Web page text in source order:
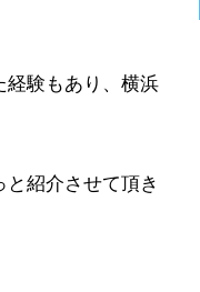
経験もあり、横浜
紹介させて頂き